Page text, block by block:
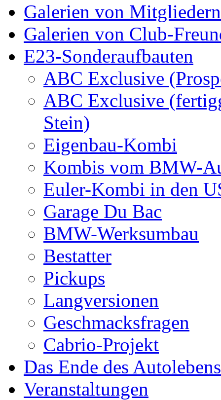
Galerien von Mitgliedern
Galerien von Club-
E23-Sonderaufbauten
ABC Exclusive
ABC Exclusive
Stein)
Eigenbau-Kombi
Kombis vom BMW-
Euler-Kombi in den
Garage Du Bac
BMW-Werksumbau
Bestatter
Pickups
Langversionen
Geschmacksfragen
Cabrio-Projekt
Das Ende des Autolebens
Veranstaltungen